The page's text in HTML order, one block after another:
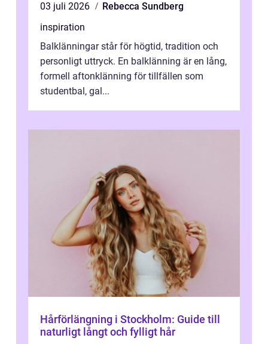
03 juli 2026
Rebecca Sundberg
inspiration
Balklänningar står för högtid, tradition och
personligt uttryck. En balklänning är en lång,
formell aftonklänning för tillfällen som
studentbal, gal...
Hårförlängning i Stockholm: Guide till
naturligt långt och fylligt hår